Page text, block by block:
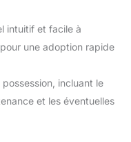
intuitif et facile à
une adoption rapide
incluant le
et les éventuelles